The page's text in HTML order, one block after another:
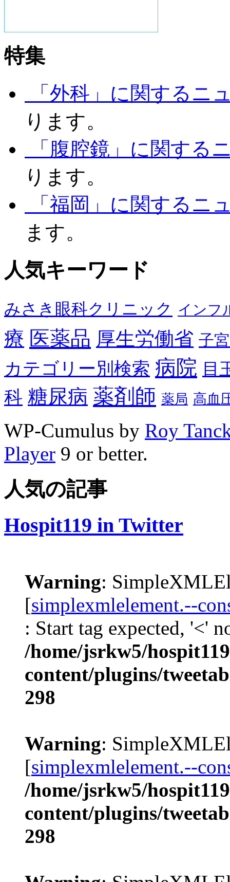
特集
「外科」に関するニ
ります。
「腹腔鏡」に関する
ります。
「福岡」に関するニ
ます。
人気キーワード
みさき眼科クリニック インフ
療 医薬品 厚生労働省 子
カテゴリー別検索 病院 目
科 糖尿病 薬剤師 薬局 高血
WP-Cumulus by Roy
Player 9 or better.
人気の記事
Hospit119 in Twitter
Warning:
[simplexmlelement.--
: Start tag expected, '<'
/home/jsrkw5/
content/plugins/
298
Warning:
[simplexmlelement.--
/home/jsrkw5/
content/plugins/
298